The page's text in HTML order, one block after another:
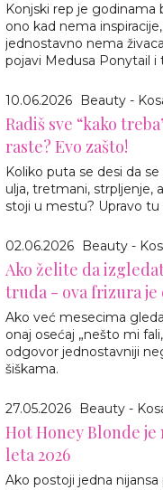
Konjski rep je godinama
ono kad nema
jednostavno nema
pojavi Medusa Ponytail i
10.06.2026 Beauty -
Radiš sve “kako
raste? Evo zašto!
Koliko puta se desi da
ulja, tretmani, strpljenje,
stoji u mestu? Upravo tu
02.06.2026 Beauty -
Ako želite da
truda - ova frizura je
Ako već mesecima
onaj osećaj „nešto mi
odgovor jednostavniji
šiškama.
27.05.2026 Beauty -
Hot Honey Blonde je
leta 2026
Ako postoji jedna